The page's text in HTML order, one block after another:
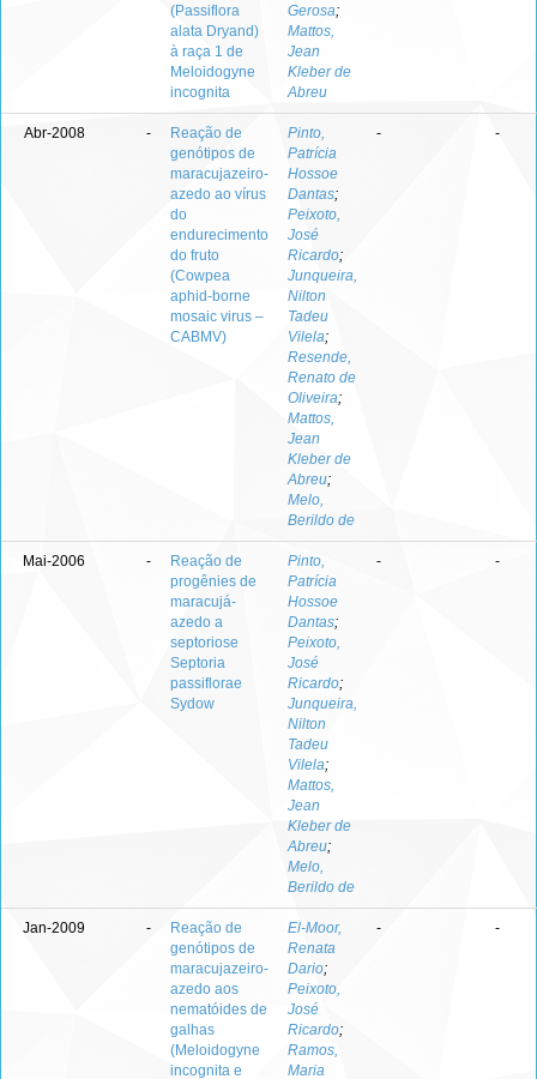
(Passiflora
alata Dryand)
à raça 1 de
Meloidogyne
incognita
Gerosa;
Mattos,
Jean
Kleber de
Abreu
Abr-2008 -
Reação de
genótipos de
maracujazeiro-
azedo ao vírus
do
endurecimento
do fruto
(Cowpea
aphid-borne
mosaic virus –
CABMV)
Pinto,
Patrícia
Hossoe
Dantas;
Peixoto,
José
Ricardo;
Junqueira,
Nilton
Tadeu
Vilela;
Resende,
Renato de
Oliveira;
Mattos,
Jean
Kleber de
Abreu;
Melo,
Berildo de
- -
Mai-2006 -
Reação de
progênies de
maracujá-
azedo a
septoriose
Septoria
passiflorae
Sydow
Pinto,
Patrícia
Hossoe
Dantas;
Peixoto,
José
Ricardo;
Junqueira,
Nilton
Tadeu
Vilela;
Mattos,
Jean
Kleber de
Abreu;
Melo,
Berildo de
- -
Jan-2009 -
Reação de
genótipos de
maracujazeiro-
azedo aos
nematóides de
galhas
(Meloidogyne
incognita e
El-Moor,
Renata
Dario;
Peixoto,
José
Ricardo;
Ramos,
Maria
- -